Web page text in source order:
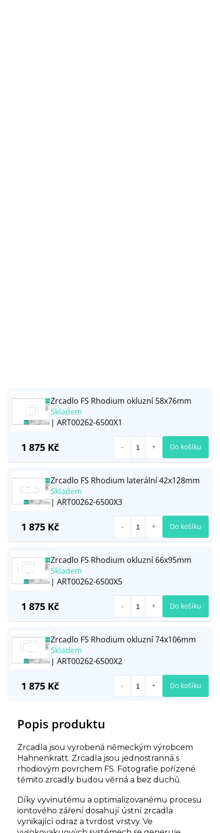
Popis produktu
Zrcadla jsou vyrobená německým výrobcem
Hahnenkratt. Zrcadla jsou jednostranná s
rhodiovým povrchem FS. Fotografie pořízené
těmito zrcadly budou věrná a bez duchů.
Díky vyvinutému a optimalizovanému procesu
iontového záření dosahují ústní zrcadla
vynikající odraz a tvrdost vrstvy. Ve
Zrcadlo FS Rhodium okluzní 58x76mm
Skladem
| ART00262-6500X1
1 875 Kč Do košíku
Zrcadlo FS Rhodium laterální 42x128mm
Skladem
| ART00262-6500X3
1 875 Kč Do košíku
Zrcadlo FS Rhodium okluzní 66x95mm
Skladem
| ART00262-6500X5
1 875 Kč Do košíku
Zrcadlo FS Rhodium okluzní 74x106mm
Skladem
| ART00262-6500X2
1 875 Kč Do košíku